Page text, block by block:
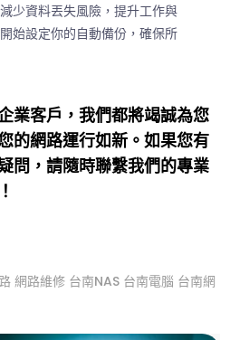
少資料丟失風險，提升工作與
始設定你的自動備份，確保所
業客戶，我們都將竭誠為您
的網路運行如新。如果您有
問，請隨時聯繫我們的專業
網路維修 台南NAS 台南電腦 台南網